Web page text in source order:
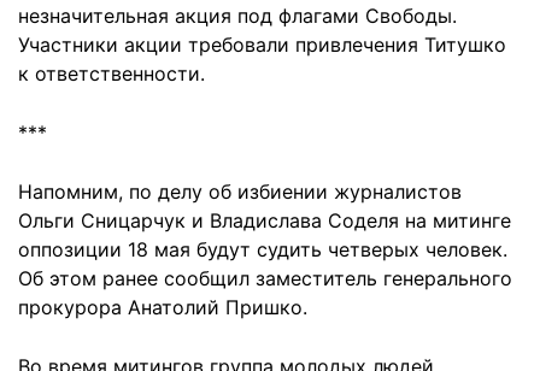
незначительная акция под флагами Свободы.
Участники акции требовали привлечения Титушко
к ответственности.
***
Напомним, по делу об избиении журналистов
Ольги Сницарчук и Владислава Соделя на митинге
оппозиции 18 мая будут судить четверых человек.
Об этом ранее сообщил заместитель генерального
прокурора Анатолий Пришко.
Во время митингов группа молодых людей